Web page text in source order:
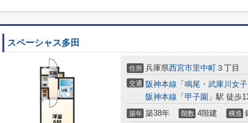
スペーシャス多田
住所 兵庫県西宮市里中町 ３丁目
交通 阪神本線 「 鳴尾・武庫川女
阪神本線 「 甲子園 」駅 徒歩
築年 築38年 階数 4階建 構造